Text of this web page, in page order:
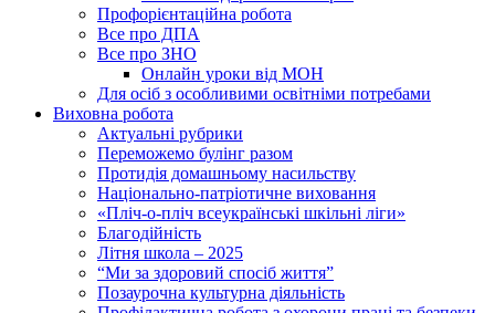
Профорієнтаційна робота
Все про ДПА
Все про ЗНО
Онлайн уроки від МОН
Для осіб з особливими освітніми потребами
Виховна робота
Актуальні рубрики
Переможемо булінг разом
Протидія домашньому насильству
Національно-патріотичне виховання
«Пліч-о-пліч всеукраїнські шкільні ліги»
Благодійність
Літня школа – 2025
“Ми за здоровий спосіб життя”
Позаурочна культурна діяльність